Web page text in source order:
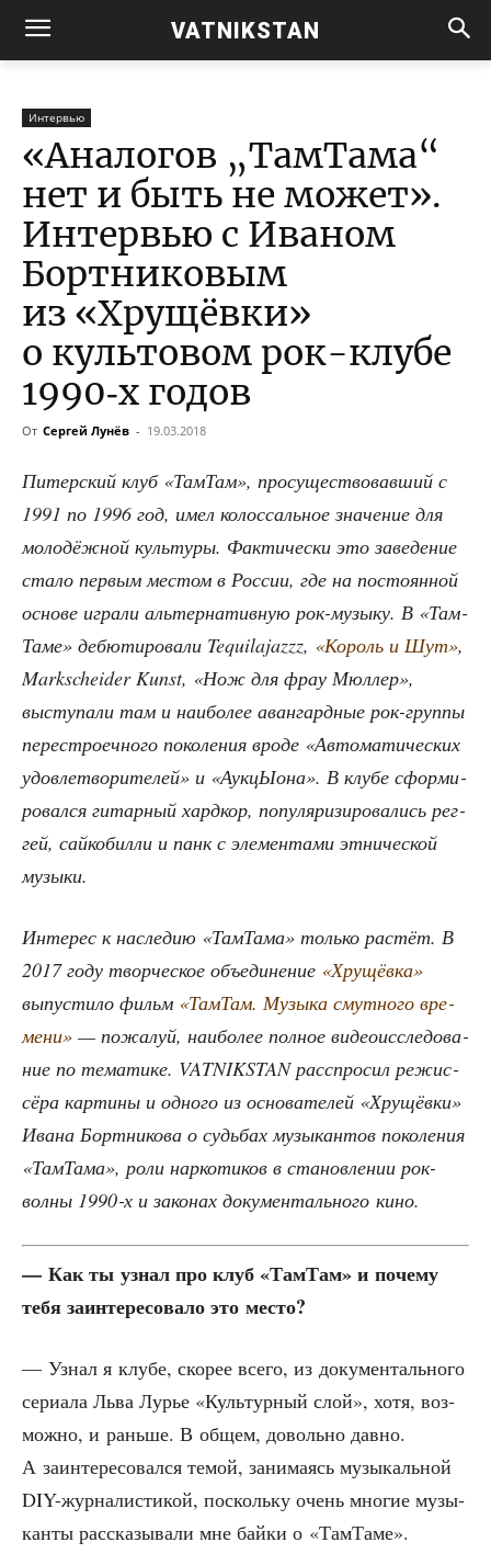
VATNIKSTAN
Интервью
«Аналогов „ТамТама“
нет и быть не может».
Интервью с Иваном
Бортниковым
из «Хрущёвки»
о культовом рок-клубе
1990‑х годов
От Сергей Лунёв - 19.03.2018
Питер­ский клуб «Там­Там», про­су­ще­ство­вав­ший с
1991 по 1996 год, имел колос­саль­ное зна­че­ние для
моло­дёж­ной куль­ту­ры. Фак­ти­че­ски это заве­де­ние
ста­ло пер­вым местом в Рос­сии, где на посто­ян­ной
осно­ве игра­ли аль­тер­на­тив­ную рок-музы­ку. В «Там­
Та­ме» дебю­ти­ро­ва­ли Tequilajazzz, «Король и Шут»,
Markscheider Kunst, «Нож для фрау Мюл­лер»,
высту­па­ли там и наи­бо­лее аван­гард­ные рок-груп­пы
пере­стро­еч­но­го поко­ле­ния вро­де «Авто­ма­ти­че­ских
удо­вле­тво­ри­те­лей» и «Аук­цЫ­о­на». В клу­бе сфор­ми­
ро­вал­ся гитар­ный хард­кор, попу­ля­ри­зи­ро­ва­лись рег­
гей, сай­ко­бил­ли и панк с эле­мен­та­ми этни­че­ской
музыки.
Инте­рес к насле­дию «Там­Та­ма» толь­ко рас­тёт. В
2017 году твор­че­ское объ­еди­не­ние «Хру­щёв­ка»
выпу­сти­ло фильм «Там­Там. Музы­ка смут­но­го вре­
ме­ни» — пожа­луй, наи­бо­лее пол­ное видео­ис­сле­до­ва­
ние по тема­ти­ке. VATNIKSTAN рас­спро­сил режис­
сё­ра кар­ти­ны и одно­го из осно­ва­те­лей «Хру­щёв­ки»
Ива­на Борт­ни­ко­ва о судь­бах музы­кан­тов поко­ле­ния
«Там­Та­ма», роли нар­ко­ти­ков в ста­нов­ле­нии рок-
вол­ны 1990‑х и зако­нах доку­мен­таль­но­го кино.
— Как ты узнал про клуб «Там­Там» и поче­му
тебя заин­те­ре­со­ва­ло это место?
— Узнал я клу­бе, ско­рее все­го, из доку­мен­таль­но­го
сери­а­ла Льва Лурье «Куль­тур­ный слой», хотя, воз­
мож­но, и рань­ше. В общем, доволь­но дав­но.
А заин­те­ре­со­вал­ся темой, зани­ма­ясь музы­каль­ной
DIY-жур­на­ли­сти­кой, посколь­ку очень мно­гие музы­
кан­ты рас­ска­зы­ва­ли мне бай­ки о «Там­Та­ме».